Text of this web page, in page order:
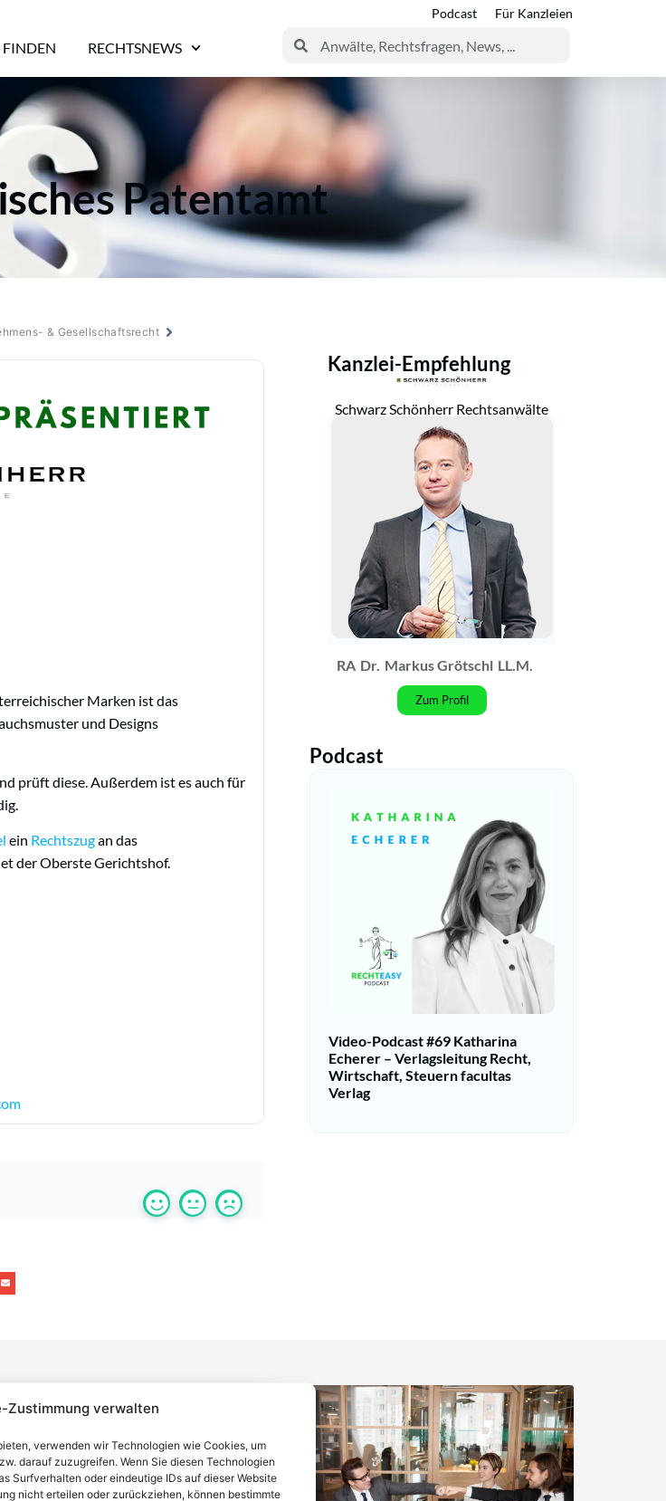
Zustimmung verwalten
verwenden wir Technologien wie Cookies, um
darauf zuzugreifen. Wenn Sie diesen Technologien
Surfverhalten oder eindeutige IDs auf dieser Website
nicht erteilen oder zurückziehen, können bestimmte
Podcast Für Kanzleien
RECHTSNEWS
Patentamt
& Gesellschaftsrecht
Marken ist das
und Designs
prüft diese. Außerdem ist es auch für
ein Rechtszugan das
der Oberste Gerichtshof.
Kanzlei-Empfehlung
Schwarz Schönherr Rechtsanwälte
RA Dr. Markus Grötschl LL.M.
Zum Profil
Podcast
Video-Podcast #69 Katharina
Echerer – Verlagsleitung Recht,
Wirtschaft, Steuern facultas
Verlag
der auf Ihr
ist